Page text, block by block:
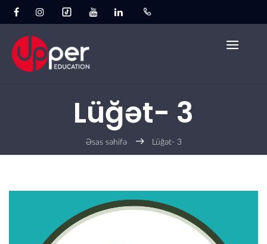
Lüğət- 3
Əsas səhifə Lüğət- 3